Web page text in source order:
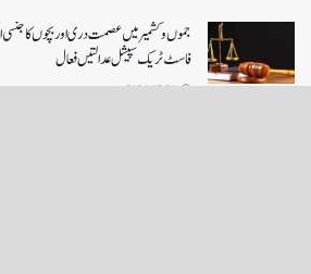
فاسٹ ٹریک سپیشل عدالتیں فعال
2026-07-26